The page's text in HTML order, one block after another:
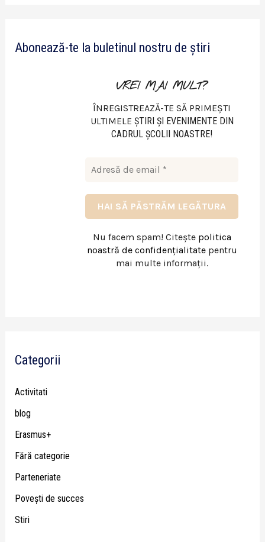
o
Abonează-te la buletinul nostru de știri
VREI MAI MULT?
ÎNREGISTREAZĂ-TE SĂ PRIMEȘTI
ULTIMELE ŞTIRI ŞI EVENIMENTE DIN
CADRUL ŞCOLII NOASTRE!
Nu facem spam! Citește politica
noastră de confidențialitatepentru
mai multe informații.
Categorii
Activitati
blog
Erasmus+
Fără categorie
Parteneriate
Poveşti de succes
Stiri